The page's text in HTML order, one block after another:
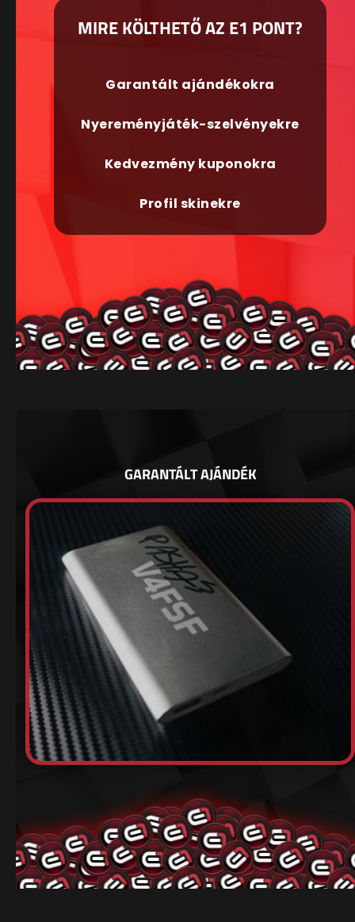
MIRE KÖLTHETŐ AZ E1 PONT?
Garantált ajándékokra
Nyereményjáték-szelvényekre
Kedvezmény kuponokra
Profil skinekre
GARANTÁLT AJÁNDÉK